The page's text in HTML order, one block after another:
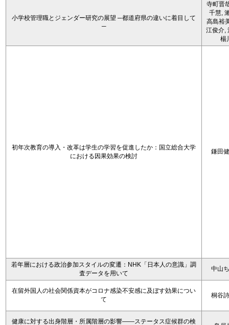
小学校管理職とジェンダー研究の展望 ─都道府県の違いに着目して
─
寺町晋
千慧,
高島裕
江俊介,
楊
初年次教育の導入・改革は学生の学習を促進したか：国立総合大学
における因果効果の検討
鎌田
若年層における政治参加スタイルの変遷：NHK「日本人の意識」調
査データを用いて
中山
在留外国人の社会関係資本がコロナ感染不安感に及ぼす効果につい
て
桐谷
健康に対する出身階層・所属階層の影響――ステータス症候群の検